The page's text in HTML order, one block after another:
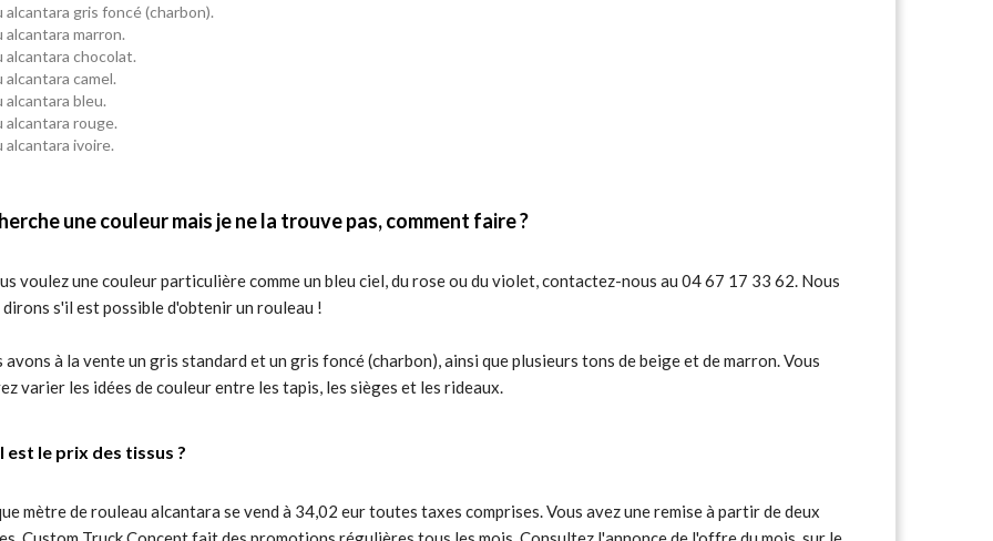
alcantara gris foncé (charbon).
alcantara marron.
alcantara chocolat.
alcantara camel.
alcantara bleu.
alcantara rouge.
alcantara ivoire.
une couleur mais je ne la trouve pas, comment faire ?
voulez une couleur particulière comme un bleu ciel, du rose ou du violet, contactez-nous au 04 67 17 33 62. Nous
s'il est possible d'obtenir un rouleau !
avons à la vente un gris standard et un gris foncé (charbon), ainsi que plusieurs tons de beige et de marron. Vous
varier les idées de couleur entre les tapis, les sièges et les rideaux.
est le prix des tissus ?
mètre de rouleau alcantara se vend à 34,02 eur toutes taxes comprises. Vous avez une remise à partir de deux